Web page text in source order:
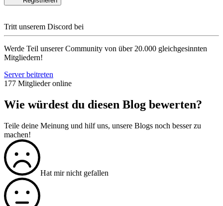
Tritt unserem Discord bei
Werde Teil unserer Community von über 20.000 gleichgesinnten
Mitgliedern!
Server beitreten
177 Mitglieder online
Wie würdest du diesen Blog bewerten?
Teile deine Meinung und hilf uns, unsere Blogs noch besser zu
machen!
Hat mir nicht gefallen